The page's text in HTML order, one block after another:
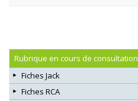
Rubrique en cours de consultation
Fiches Jack
Fiches RCA